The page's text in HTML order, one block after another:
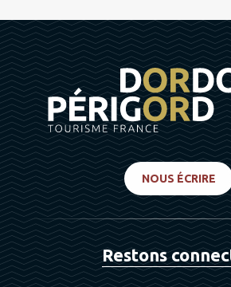
NOUS ÉCRIRE
Restons